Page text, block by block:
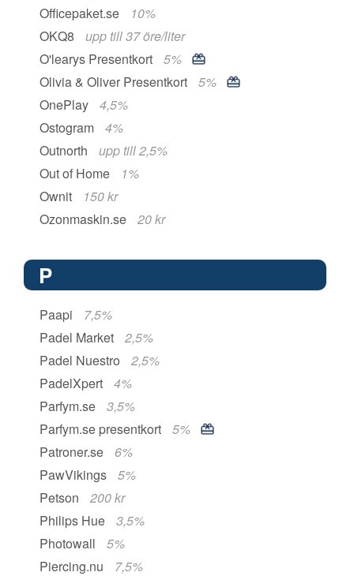
Officepaket.se
10%
OKQ8
upp till 37 öre/liter
O'learys Presentkort
5%
Olivia & Oliver Presentkort
5%
OnePlay
4,5%
Ostogram
4%
Outnorth
upp till 2,5%
Out of Home
1%
Ownit
150 kr
Ozonmaskin.se
20 kr
P
Paapi
7,5%
Padel Market
2,5%
Padel Nuestro
2,5%
PadelXpert
4%
Parfym.se
3,5%
Parfym.se presentkort
5%
Patroner.se
6%
PawVikings
5%
Petson
200 kr
Philips Hue
3,5%
Photowall
5%
Piercing.nu
7,5%